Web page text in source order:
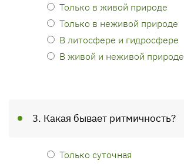
Только в живой природе
Только в неживой природе
В литосфере и гидросфере
В живой и неживой природе
3. Какая бывает ритмичность?
Только суточная